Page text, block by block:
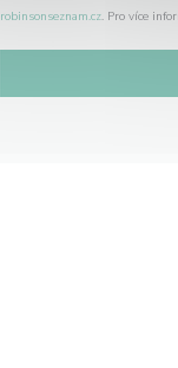
robinsonseznam.cz. Pro více